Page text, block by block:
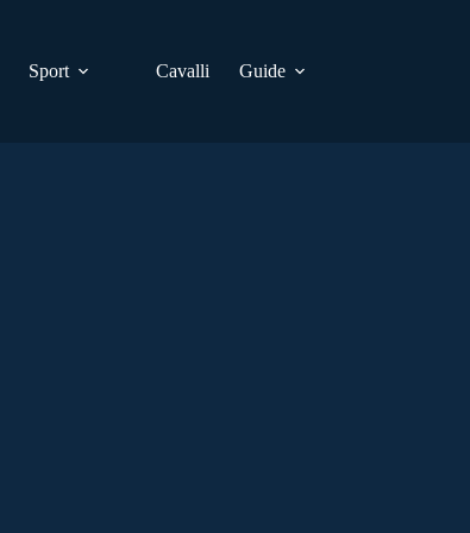
Sport Cavalli Guide